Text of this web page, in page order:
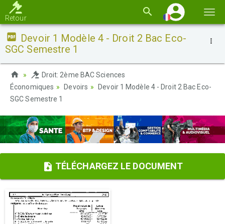
la
Retour
Devoir 1 Modèle 4 - Droit 2 Bac Eco-
SGC Semestre 1
Droit: 2ème BAC Sciences
Économiques
Devoirs
Devoir 1 Modèle 4 - Droit 2 Bac Eco-
SGC Semestre 1
TÉLÉCHARGEZ LE DOCUMENT